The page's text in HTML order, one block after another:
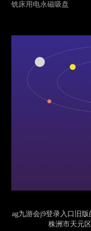
铣床用电永磁吸盘
ag九游会j9登录入口旧版
株洲市天元